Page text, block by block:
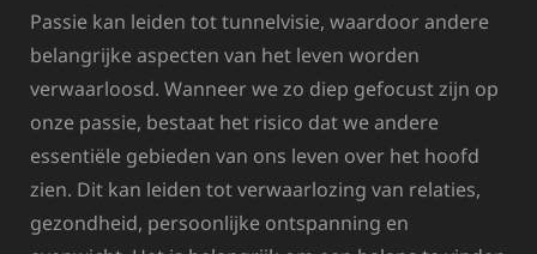
Passie kan leiden tot tunnelvisie, waardoor andere
belangrijke aspecten van het leven worden
verwaarloosd. Wanneer we zo diep gefocust zijn op
onze passie, bestaat het risico dat we andere
essentiële gebieden van ons leven over het hoofd
zien. Dit kan leiden tot verwaarlozing van relaties,
gezondheid, persoonlijke ontspanning en